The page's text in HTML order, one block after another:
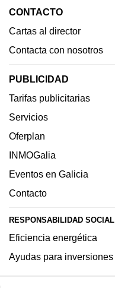
CONTACTO
Cartas al director
Contacta con nosotros
PUBLICIDAD
Tarifas publicitarias
Servicios
Oferplan
INMOGalia
Eventos en Galicia
Contacto
RESPONSABILIDAD SOCIAL
Eficiencia energética
Ayudas para inversiones